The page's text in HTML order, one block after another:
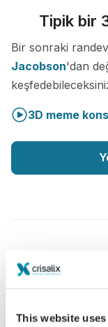
This website
Tipik bir
Bir sonraki
Jacobson'dan
3D meme
Hasta
geliştirmeyi